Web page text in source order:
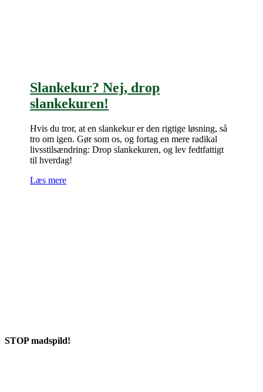
Slankekur? Nej, drop
slankekuren!
Hvis du tror, at en slankekur er den rigtige løsning, så
tro om igen. Gør som os, og fortag en mere radikal
livsstilsændring: Drop slankekuren, og lev fedtfattigt
til hverdag!
Læs mere
STOP madspild!